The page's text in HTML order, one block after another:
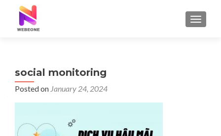
social monitoring
Posted on January 24, 2024